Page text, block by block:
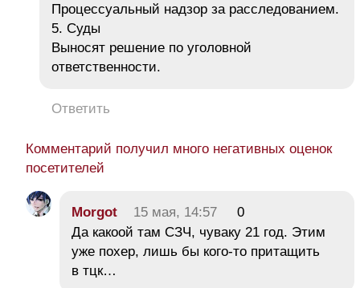
Процессуальный надзор за расследованием.
5. Суды
Выносят решение по уголовной
ответственности.
Ответить
Комментарий получил много негативных оценок
посетителей
Morgot 15 мая, 14:57
0
Да какоой там СЗЧ, чуваку 21 год. Этим
уже похер, лишь бы кого-то притащить
в тцк…